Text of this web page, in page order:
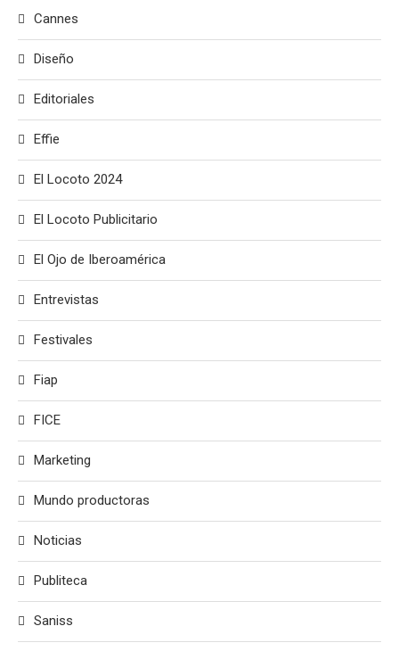
Cannes
Diseño
Editoriales
Effie
El Locoto 2024
El Locoto Publicitario
El Ojo de Iberoamérica
Entrevistas
Festivales
Fiap
FICE
Marketing
Mundo productoras
Noticias
Publiteca
Saniss